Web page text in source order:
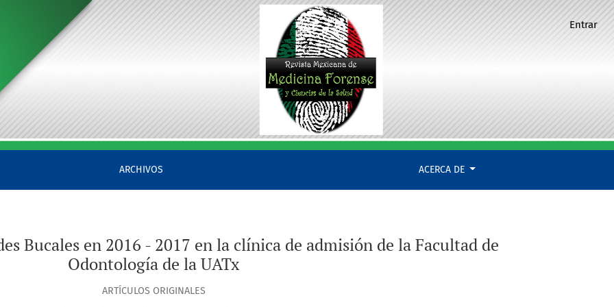
de admisión de la Facultad de Odontología de la UATx
ARCHIVOS ACERCA DE
Entrar
Bucales en 2016 - 2017 en la clínica de admisión de la Facultad de
Odontología de la UATx
ARTÍCULOS ORIGINALES